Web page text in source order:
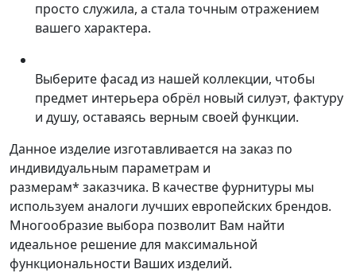
просто служила, а стала точным отражением
вашего характера.
Выберите фасад из нашей коллекции, чтобы
предмет интерьера обрёл новый силуэт, фактуру
и душу, оставаясь верным своей функции.
Данное изделие изготавливается на заказ по
индивидуальным параметрам и
размерам* заказчика. В качестве фурнитуры мы
используем аналоги лучших европейских брендов.
Многообразие выбора позволит Вам найти
идеальное решение для максимальной
функциональности Ваших изделий.